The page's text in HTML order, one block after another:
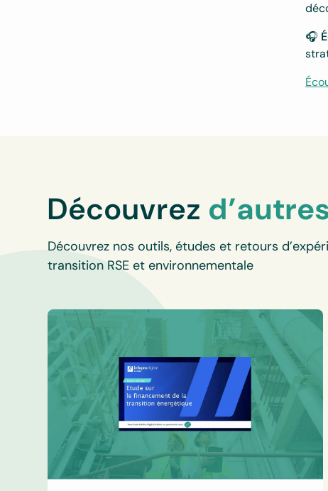
🎧
Découvrez
Découvrez nos outils, études et retours
transition RSE et environnementale